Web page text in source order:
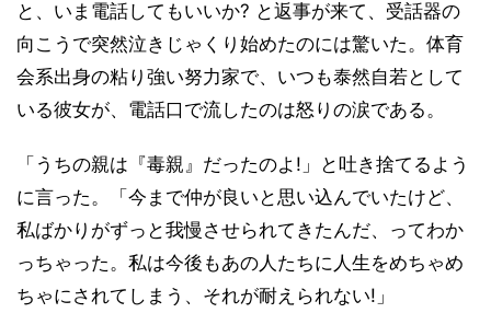
と、いま電話してもいいか? と返事が来て、受話器の
向こうで突然泣きじゃくり始めたのには驚いた。体育
会系出身の粘り強い努力家で、いつも泰然自若として
いる彼女が、電話口で流したのは怒りの涙である。
「うちの親は『毒親』だったのよ!」と吐き捨てるよう
に言った。「今まで仲が良いと思い込んでいたけど、
私ばかりがずっと我慢させられてきたんだ、ってわか
っちゃった。私は今後もあの人たちに人生をめちゃめ
ちゃにされてしまう、それが耐えられない!」